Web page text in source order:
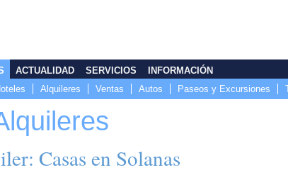
Alquileres Ventas Autos Paseos y Excursiones
ACTUALIDAD SERVICIOS INFORMACIÓN
Casas en Solanas